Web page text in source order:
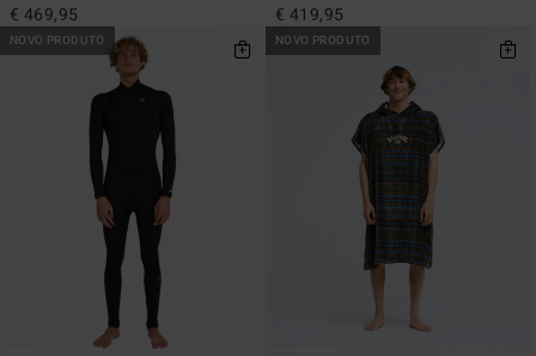
€ 469,95 € 419,95
NOVO PRODUTO NOVO PRODUTO